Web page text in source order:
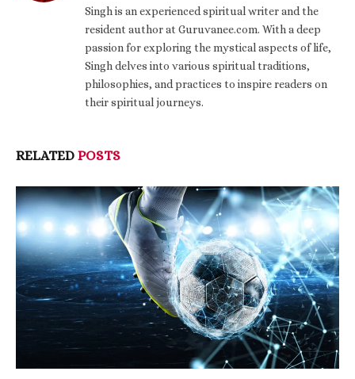
Singh is an experienced spiritual writer and the
resident author at Guruvanee.com. With a deep
passion for exploring the mystical aspects of life,
Singh delves into various spiritual traditions,
philosophies, and practices to inspire readers on
their spiritual journeys.
RELATED POSTS